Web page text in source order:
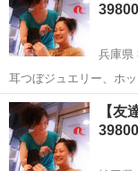
兵庫県
耳つぼジュエリー、ホ
兵庫 神戸市
【友